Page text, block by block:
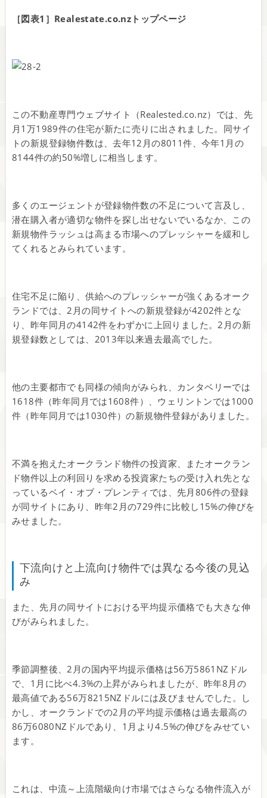
［図表1］Realestate.co.nzトップページ
この不動産専門ウェブサイト（Realested.co.nz）では、先
月1万1989件の住宅が新たに売りに出されました。同サイ
トの新規登録物件数は、去年12月の8011件、今年1月の
8144件の約50%増しに相当します。
多くのエージェントが登録物件数の不足について言及し、
潜在購入者が適切な物件を探し出せないでいるなか、この
新規物件ラッシュは高まる市場へのプレッシャーを緩和し
てくれるとみられています。
住宅不足に陥り、供給へのプレッシャーが強くあるオーク
ランドでは、2月の同サイトへの新規登録が4202件とな
り、昨年同月の4142件をわずかに上回りました。2月の新
規登録数としては、2013年以来過去最高でした。
他の主要都市でも同様の傾向がみられ、カンタベリーでは
1618件（昨年同月では1608件）、ウェリントンでは1000
件（昨年同月では1030件）の新規物件登録がありました。
不満を抱えたオークランド物件の投資家、またオークラン
ド物件以上の利回りを求める投資家たちの受け入れ先とな
っているベイ・オブ・プレンティでは、先月806件の登録
が同サイトにあり、昨年2月の729件に比較し15%の伸びを
みせました。
下流向けと上流向け物件では異なる今後の見込
み
また、先月の同サイトにおける平均提示価格でも大きな伸
びがみられました。
季節調整後、2月の国内平均提示価格は56万5861NZドル
で、1月に比べ4.3%の上昇がみられましたが、昨年8月の
最高値である56万8215NZドルには及びませんでした。し
かし、オークランドでの2月の平均提示価格は過去最高の
86万6080NZドルであり、1月より4.5%の伸びをみせてい
ます。
これは、中流～上流階級向け市場ではさらなる物件流入が